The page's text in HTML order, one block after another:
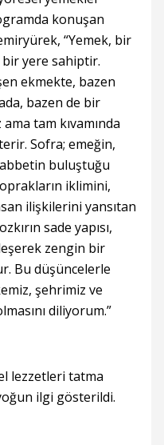
konuşan
“Yemek, bir
bir yere sahiptir.
ekmekte, bazen
bazen de bir
tam kıvamında
Sofra; emeğin,
buluştuğu
iklimini,
ilişkilerini yansıtan
sade yapısı,
zengin bir
Bu düşüncelerle
şehrimiz ve
diliyorum.”
lezzetleri tatma
ilgi gösterildi.